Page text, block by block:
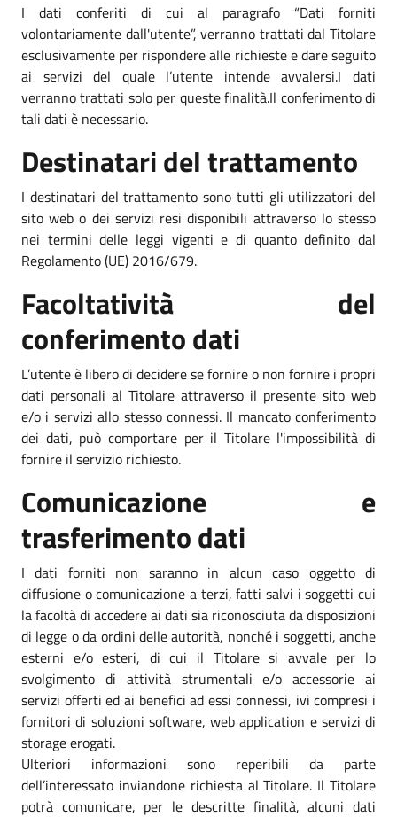
I dati conferiti di cui al paragrafo “Dati forniti
volontariamente dall'utente”, verranno trattati dal Titolare
esclusivamente per rispondere alle richieste e dare seguito
ai servizi del quale l’utente intende avvalersi.I dati
verranno trattati solo per queste finalità.Il conferimento di
tali dati è necessario.
Destinatari del trattamento
I destinatari del trattamento sono tutti gli utilizzatori del
sito web o dei servizi resi disponibili attraverso lo stesso
nei termini delle leggi vigenti e di quanto definito dal
Regolamento (UE) 2016/679.
Facoltatività del
conferimento dati
L’utente è libero di decidere se fornire o non fornire i propri
dati personali al Titolare attraverso il presente sito web
e/o i servizi allo stesso connessi. Il mancato conferimento
dei dati, può comportare per il Titolare l'impossibilità di
fornire il servizio richiesto.
Comunicazione e
trasferimento dati
I dati forniti non saranno in alcun caso oggetto di
diffusione o comunicazione a terzi, fatti salvi i soggetti cui
la facoltà di accedere ai dati sia riconosciuta da disposizioni
di legge o da ordini delle autorità, nonché i soggetti, anche
esterni e/o esteri, di cui il Titolare si avvale per lo
svolgimento di attività strumentali e/o accessorie ai
servizi offerti ed ai benefici ad essi connessi, ivi compresi i
fornitori di soluzioni software, web application e servizi di
storage erogati.
Ulteriori informazioni sono reperibili da parte
dell’interessato inviandone richiesta al Titolare. Il Titolare
potrà comunicare, per le descritte finalità, alcuni dati